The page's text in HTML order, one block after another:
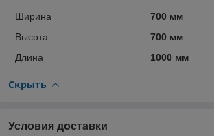
Ширина
700 мм
Высота
700 мм
Длина
1000 мм
Скрыть
Условия доставки